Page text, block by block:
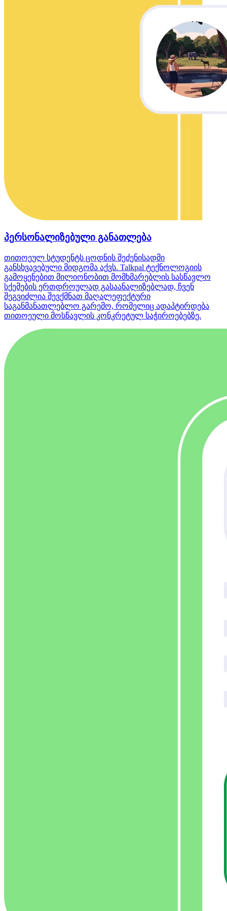
პერსონალიზებული განათლება
თითოეულ სტუდენტს ცოდნის შეძენისადმი
განსხვავებული მიდგომა აქვს. Talkpal ტექნოლოგიის
გამოყენებით მილიონობით მომხმარებლის სასწავლო
სქემების ერთდროულად გასაანალიზებლად, ჩვენ
შეგვიძლია შევქმნათ მაღალეფექტური
საგანმანათლებლო გარემო, რომელიც ადაპტირდება
თითოეული მოსწავლის კონკრეტულ საჭიროებებზე.